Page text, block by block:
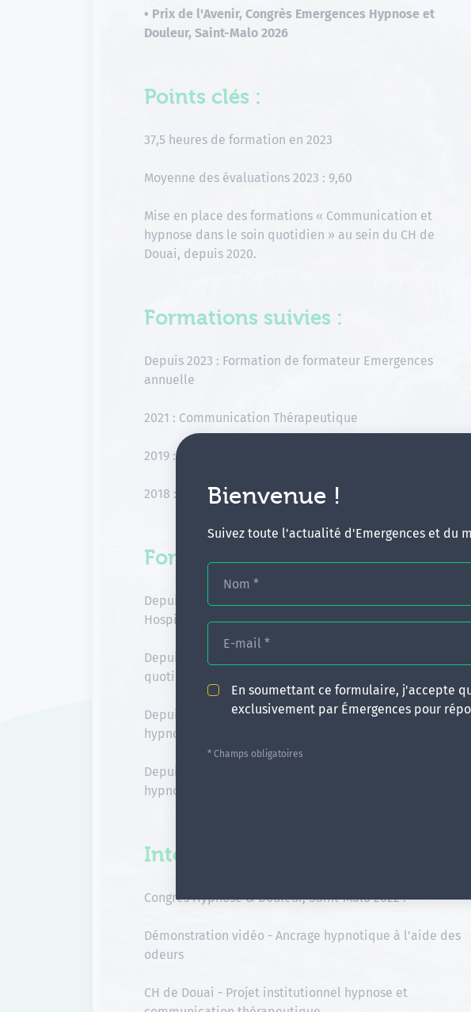
Bienvenue !
Suivez toute l'actualité d'Emergences et du
Nom *
E-mail *
En soumettant ce formulaire, j'accepte
exclusivement par Émergences pour
* Champs obligatoires
• Prix de l'Avenir, Congrès Emergences Hypnose et
Douleur, Saint-Malo 2026
Points clés :
37,5 heures de formation en 2023
Moyenne des évaluations 2023 : 9,60
Mise en place des formations « Communication et
hypnose dans le soin quotidien » au sein du CH de
Douai, depuis 2020.
Formations suivies :
Depuis 2023 : Formation de formateur Emergences
annuelle
2021 : Communication Thérapeutique
2019 : Perfectionnement en hypnose
2018 : Hypnose douleur aigüe et anesthésie (12 jours)
Formations animées :
Depuis 2023 : Auto-hypnose pour le Personnel
Hospitalier
Depuis 2023 : Communication et hypnose dans le soin
quotidien
Depuis 2020 : (Co-formatrice) Communication et
hypnose dans le soin quotidien
Depuis 2020 : (Co-formatrice) Communication et
hypnose dans le soin quotidien à la maternité
Interventions Congrès :
Congrès Hypnose & Douleur, Saint-Malo 2022 :
Démonstration vidéo - Ancrage hypnotique à l’aide des
odeurs
CH de Douai - Projet institutionnel hypnose et